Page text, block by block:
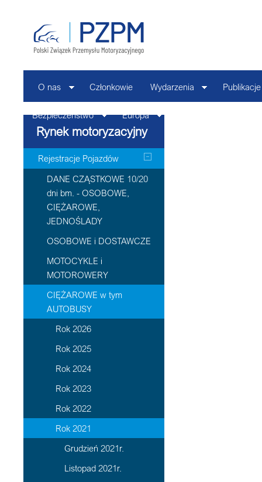
O nas Członkowie Wydarzenia Publikacje
Bezpieczeństwo Europa
Rynek motoryzacyjny
Rejestracje Pojazdów
DANE CZĄSTKOWE 10/20
dni bm. - OSOBOWE,
CIĘŻAROWE,
JEDNOŚLADY
OSOBOWE i DOSTAWCZE
MOTOCYKLE i
MOTOROWERY
CIĘŻAROWE w tym
AUTOBUSY
Rok 2026
Rok 2025
Rok 2024
Rok 2023
Rok 2022
Rok 2021
Grudzień 2021r.
Listopad 2021r.